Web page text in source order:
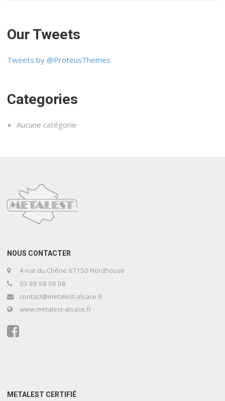
Our Tweets
Tweets by @ProteusThemes
Categories
Aucune catégorie
NOUS CONTACTER
4 rue du Chêne 67150 Nordhouse
03 88 98 08 08
contact@metalest-alsace.fr
www.metalest-alsace.fr
METALEST CERTIFIÉ